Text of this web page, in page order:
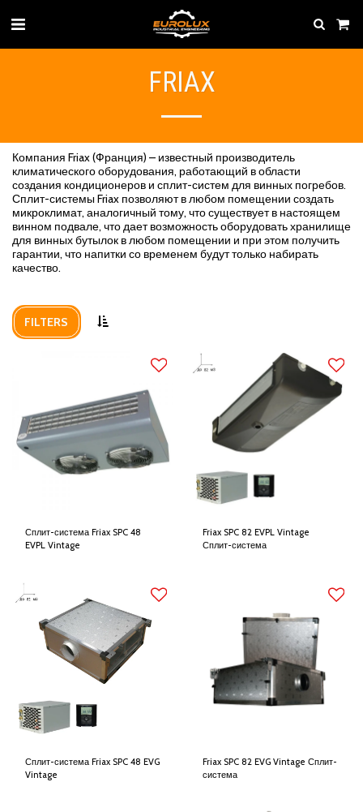
FRIAX
Компания Friax (Франция) – известный производитель
климатического оборудования, работающий в области
создания кондиционеров и сплит-систем для винных погребов.
Сплит-системы Friax позволяют в любом помещении создать
микроклимат, аналогичный тому, что существует в настоящем
винном подвале, что дает возможность оборудовать хранилище
для винных бутылок в любом помещении и при этом получить
гарантии, что напитки со временем будут только набирать
качество.
FILTERS
Сплит-система Friax SPC 48
EVPL Vintage
Friax SPC 82 EVPL Vintage
Сплит-система
Сплит-система Friax SPC 48 EVG
Vintage
Friax SPC 82 EVG Vintage Сплит-
система